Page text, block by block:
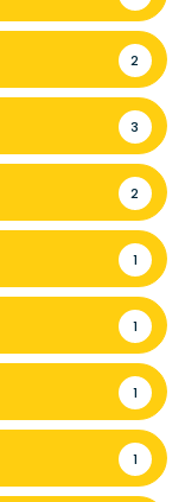
2
3
2
1
1
1
1